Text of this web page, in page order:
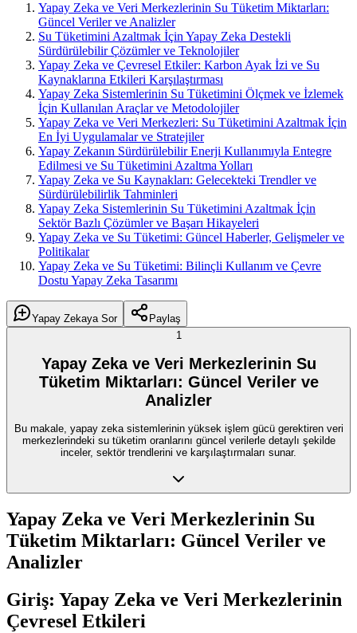
Yapay Zeka ve Veri Merkezlerinin Su Tüketim Miktarları:
Güncel Veriler ve Analizler
Su Tüketimini Azaltmak İçin Yapay Zeka Destekli
Sürdürülebilir Çözümler ve Teknolojiler
Yapay Zeka ve Çevresel Etkiler: Karbon Ayak İzi ve Su
Kaynaklarına Etkileri Karşılaştırması
Yapay Zeka Sistemlerinin Su Tüketimini Ölçmek ve İzlemek
İçin Kullanılan Araçlar ve Metodolojiler
Yapay Zeka ve Veri Merkezleri: Su Tüketimini Azaltmak İçin
En İyi Uygulamalar ve Stratejiler
Yapay Zekanın Sürdürülebilir Enerji Kullanımıyla Entegre
Edilmesi ve Su Tüketimini Azaltma Yolları
Yapay Zeka ve Su Kaynakları: Gelecekteki Trendler ve
Sürdürülebilirlik Tahminleri
Yapay Zeka Sistemlerinin Su Tüketimini Azaltmak İçin
Sektör Bazlı Çözümler ve Başarı Hikayeleri
Yapay Zeka ve Su Tüketimi: Güncel Haberler, Gelişmeler ve
Politikalar
Yapay Zeka ve Su Tüketimi: Bilinçli Kullanım ve Çevre
Dostu Yapay Zeka Tasarımı
Yapay Zekaya Sor
Paylaş
1
Yapay Zeka ve Veri Merkezlerinin Su
Tüketim Miktarları: Güncel Veriler ve
Analizler
Bu makale, yapay zeka sistemlerinin yüksek işlem gücü gerektiren veri
merkezlerindeki su tüketim oranlarını güncel verilerle detaylı şekilde
inceler, sektör trendlerini ve karşılaştırmaları sunar.
Yapay Zeka ve Veri Merkezlerinin Su
Tüketim Miktarları: Güncel Veriler ve
Analizler
Giriş: Yapay Zeka ve Veri Merkezlerinin
Çevresel Etkileri